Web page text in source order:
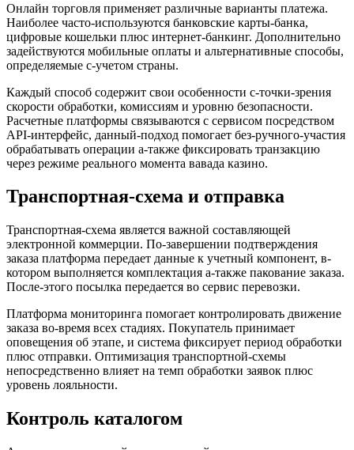
Онлайн торговля применяет различные варианты платежа.
Наиболее часто-используются банковские карты-банка,
цифровые кошельки плюс интернет-банкинг. Дополнительно
задействуются мобильные оплаты и альтернативные способы,
определяемые с-учетом страны.
Каждый способ содержит свои особенности с-точки-зрения
скорости обработки, комиссиям и уровню безопасности.
Расчетные платформы связываются с сервисом посредством
API-интерфейс, данный-подход помогает без-ручного-участия
обрабатывать операции а-также фиксировать транзакцию
через режиме реального момента вавада казино.
Транспортная-схема и отправка
Транспортная-схема является важной составляющей
электронной коммерции. По-завершении подтверждения
заказа платформа передает данные к учетный компонент, в-
котором выполняется комплектация а-также пакование заказа.
После-этого посылка передается во сервис перевозки.
Платформа мониторинга помогает контролировать движение
заказа во-время всех стадиях. Покупатель принимает
оповещения об этапе, и система фиксирует период обработки
плюс отправки. Оптимизация транспортной-схемы
непосредственно влияет на темп обработки заявок плюс
уровень лояльности.
Контроль каталогом